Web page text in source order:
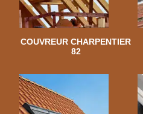
COUVREUR CHARPENTIER
82